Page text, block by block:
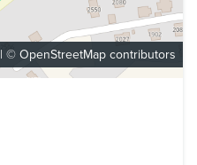
| © OpenStreetMap contributors